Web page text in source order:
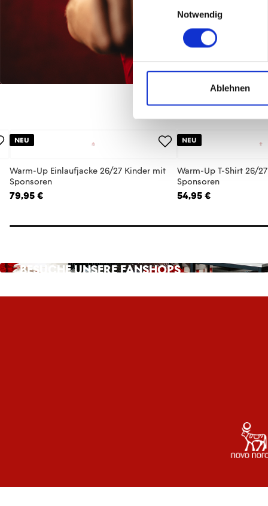
Notwendig
Ablehnen
NEU
Warm-Up Einlaufjacke 26/27 Kinder mit
Sponsoren
79,95 €
NEU
Warm-Up T-Shirt 26/
Sponsoren
54,95 €
BESUCHE UNSERE FANSHOPS